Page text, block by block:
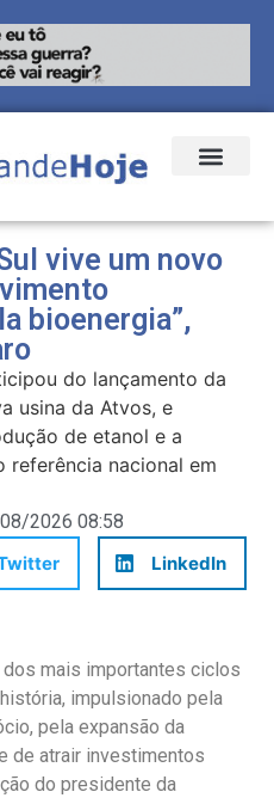
vive um novo
bioenergia”,
do lançamento da
usina da Atvos, e
de etanol e a
referência nacional em
2026 08:58
LinkedIn
mais importantes ciclos
impulsionado pela
pela expansão da
de atrair investimentos
do presidente da